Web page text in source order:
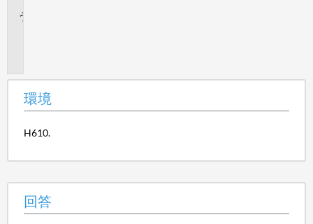
環境
H610.
回答